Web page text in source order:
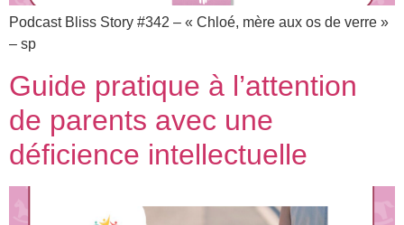
Podcast Bliss Story #342 – « Chloé, mère aux os de verre »
– sp
Guide pratique à l’attention
de parents avec une
déficience intellectuelle